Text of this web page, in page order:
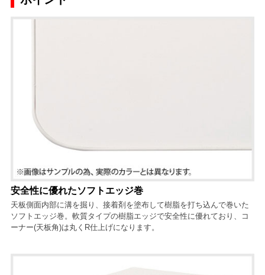
安全性に優れたソフトエッジ巻
天板側面内部に溝を掘り、接着剤を塗布して樹脂を打ち込んで巻いた
ソフトエッジ巻。軟質タイプの樹脂エッジで安全性に優れており、コ
ーナー(天板角)は丸くR仕上げになります。